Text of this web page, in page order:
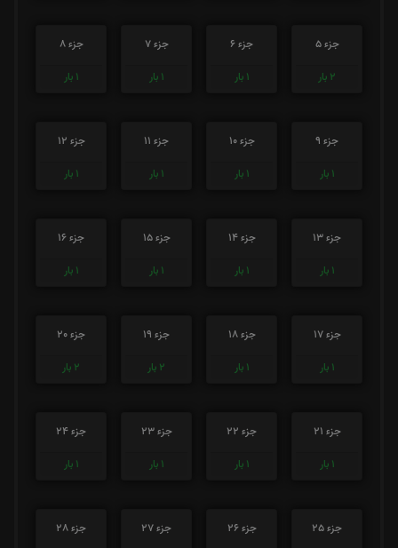
جزء 5
2 بار
جزء 6
1 بار
جزء 7
1 بار
جزء 8
1 بار
جزء 9
1 بار
جزء 10
1 بار
جزء 11
1 بار
جزء 12
1 بار
جزء 13
1 بار
جزء 14
1 بار
جزء 15
1 بار
جزء 16
1 بار
جزء 17
1 بار
جزء 18
1 بار
جزء 19
2 بار
جزء 20
2 بار
جزء 21
1 بار
جزء 22
1 بار
جزء 23
1 بار
جزء 24
1 بار
جزء 25
جزء 26
جزء 27
جزء 28